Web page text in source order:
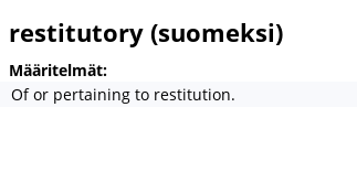
restitutory (suomeksi)
Määritelmät:
Of or pertaining to restitution.